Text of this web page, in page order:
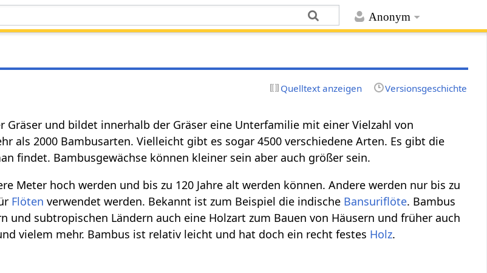
Anonym
Quelltext anzeigen Versionsgeschichte
Gräser und bildet innerhalb der Gräser eine Unterfamilie mit einer Vielzahl von
als 2000 Bambusarten. Vielleicht gibt es sogar 4500 verschiedene Arten. Es gibt die
findet. Bambusgewächse können kleiner sein aber auch größer sein.
Meter hoch werden und bis zu 120 Jahre alt werden können. Andere werden nur bis zu
Flöten verwendet werden. Bekannt ist zum Beispiel die indische Bansuriflöte. Bambus
und subtropischen Ländern auch eine Holzart zum Bauen von Häusern und früher auch
vielem mehr. Bambus ist relativ leicht und hat doch ein recht festes Holz.